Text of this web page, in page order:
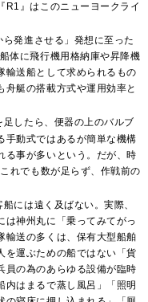
R1』はこのニューヨークライ
ら発進させる」発想に至った
体に飛行機用格納庫や昇降機
輸送船として求められるもの
舟艇の搭載方式や運用効率と
したら、便器の上のバルブ
手動式ではあるが簡単な機構
る事が多いという。だが、時
れでも数が足らず、作戦前の
には遠く及ばない。実際、
は神州丸に「乗ってみてがっ
輸送の多くは、保有大型船舶
を運ぶための船ではない「貨
員の為のあらゆる設備が臨時
内はまるで蒸し風呂」「照明